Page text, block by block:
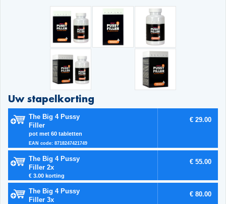
Uw stapelkorting
The Big 4 Pussy
Filler
pot met 60 tabletten
EAN code: 8718247421749
€ 29.00
The Big 4 Pussy
Filler 2x
€ 3.00 korting
€ 55.00
The Big 4 Pussy
Filler 3x
€ 80.00